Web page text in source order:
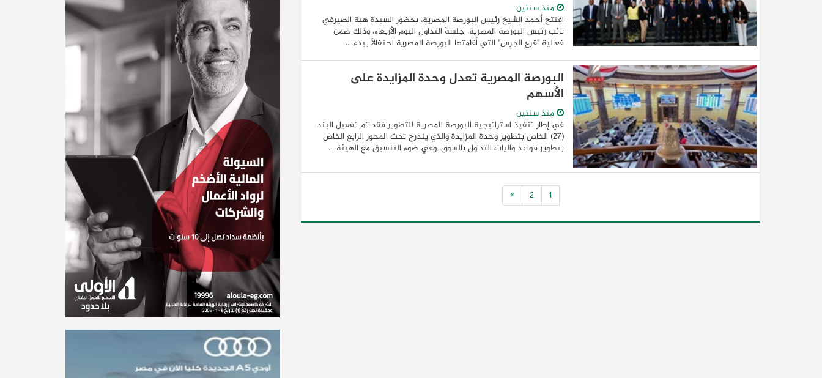
منذ سنتين
افتتح أحمد الشيخ رئيس البورصة المصرية، بحضور السيدة هبة الصيرفي
نائب رئيس البورصة المصرية، جلسةَ التداول اليوم الأربعاء، وذلك ضمن
فعالية "قرع الجرس" التي أقامتها البورصة المصرية احتفالًا ببدء ...
البورصة المصرية تعدل وحدة المزايدة على
الأسهم
منذ سنتين
في إطار تنفيذ استراتيجية البورصة المصرية للتطوير فقد تم تفعيل البند
(27) الخاص بتطوير وحدة المزايدة والذي يندرج تحت المحور الرابع الخاص
بتطوير قواعد وآليات التداول بالسوق، وفي ضوء التنسيق مع الهيئة ...
1
2
»